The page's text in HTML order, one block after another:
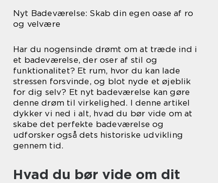
Nyt Badeværelse: Skab din egen oase af ro
og velvære
Har du nogensinde drømt om at træde ind i
et badeværelse, der oser af stil og
funktionalitet? Et rum, hvor du kan lade
stressen forsvinde, og blot nyde et øjeblik
for dig selv? Et nyt badeværelse kan gøre
denne drøm til virkelighed. I denne artikel
dykker vi ned i alt, hvad du bør vide om at
skabe det perfekte badeværelse og
udforsker også dets historiske udvikling
gennem tid.
Hvad du bør vide om dit